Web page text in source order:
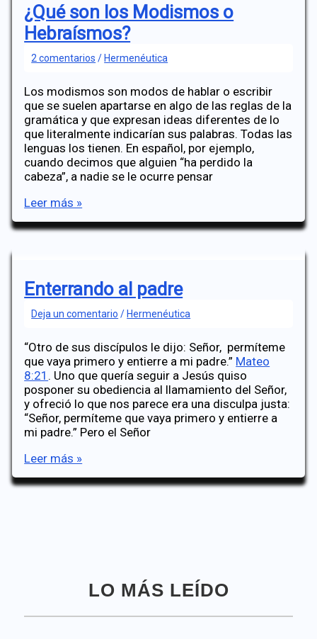
¿Qué son los Modismos o
Hebraísmos?
2 comentarios / Hermenéutica
Los modismos son modos de hablar o escribir
que se suelen apartarse en algo de las reglas de la
gramática y que expresan ideas diferentes de lo
que literalmente indicarían sus palabras. Todas las
lenguas los tienen. En español, por ejemplo,
cuando decimos que alguien “ha perdido la
cabeza”, a nadie se le ocurre pensar
¿Qué
los
Leer más »
Enterrando al padre
Deja un comentario / Hermenéutica
“Otro de sus discípulos le dijo: Señor, permíteme
que vaya primero y entierre a mi padre.” Mateo
8:21 . Uno que quería seguir a Jesús quiso
posponer su obediencia al llamamiento del Señor,
y ofreció lo que nos parece era una disculpa justa:
“Señor, permíteme que vaya primero y entierre a
mi padre.” Pero el Señor
Enterrando
padre
Leer más »
LO MÁS LEÍDO